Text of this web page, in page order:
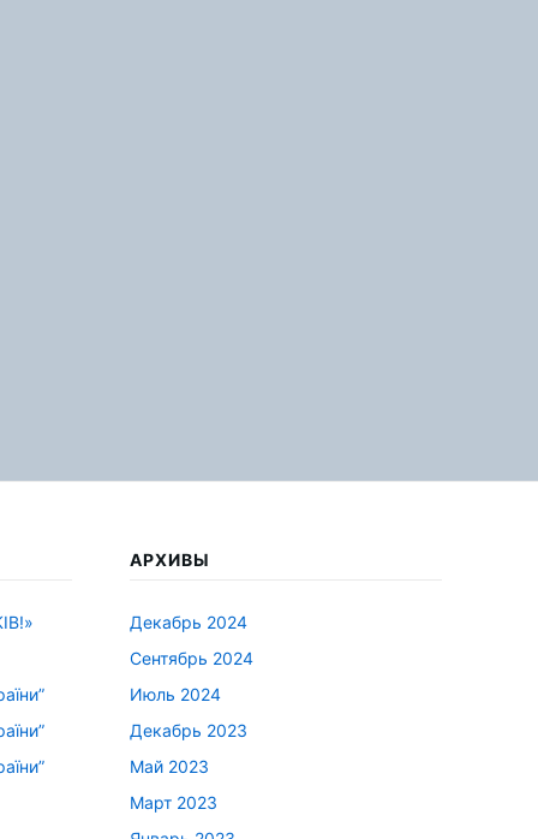
АРХИВЫ
Декабрь 2024
Сентябрь 2024
Июль 2024
Декабрь 2023
Май 2023
Март 2023